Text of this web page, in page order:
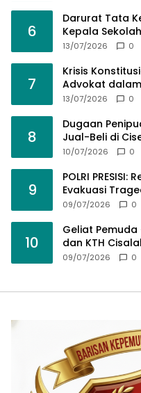
6
Darurat Tata
Kepala
Tengah
13/07/2026 0
7
Krisis
Advokat dalam
demi Keadilan
13/07/2026 0
8
Dugaan
Jual-Beli di
Rupiah Raib,
10/07/2026 0
9
POLRI
Evakuasi
Pendekatan
09/07/2026 0
10
Geliat Pemuda
dan KTH
Wisata
09/07/2026 0